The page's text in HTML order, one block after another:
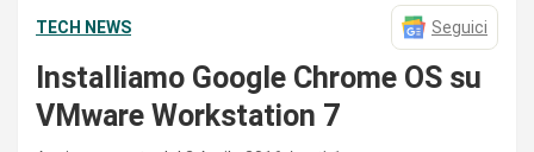
TECH NEWS Seguici
Installiamo Google Chrome OS su
VMware Workstation 7